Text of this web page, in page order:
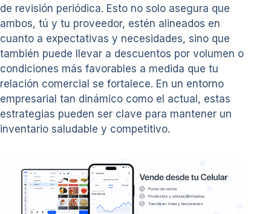
de revisión periódica. Esto no solo asegura que
ambos, tú y tu proveedor, estén alineados en
cuanto a expectativas y necesidades, sino que
también puede llevar a descuentos por volumen o
condiciones más favorables a medida que tu
relación comercial se fortalece. En un entorno
empresarial tan dinámico como el actual, estas
estrategias pueden ser clave para mantener un
inventario saludable y competitivo.